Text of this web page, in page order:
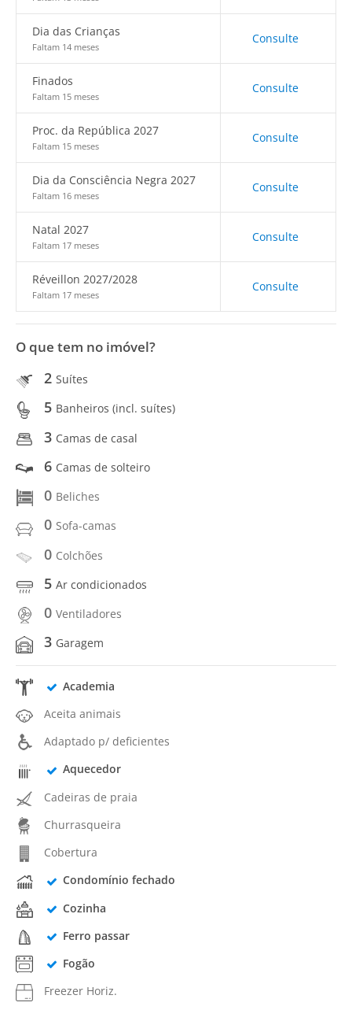
Dia das Crianças
Faltam 14 meses
Consulte
Finados
Faltam 15 meses
Consulte
Proc. da República 2027
Faltam 15 meses
Consulte
Dia da Consciência Negra 2027
Faltam 16 meses
Consulte
Natal 2027
Faltam 17 meses
Consulte
Réveillon 2027/2028
Faltam 17 meses
Consulte
O que tem no imóvel?
2 Suítes
5 Banheiros (incl. suítes)
3 Camas de casal
6 Camas de solteiro
0 Beliches
0 Sofa-camas
0 Colchões
5 Ar condicionados
0 Ventiladores
3 Garagem
Academia
Aceita animais
Adaptado p/ deficientes
Aquecedor
Cadeiras de praia
Churrasqueira
Cobertura
Condomínio fechado
Cozinha
Ferro passar
Fogão
Freezer Horiz.